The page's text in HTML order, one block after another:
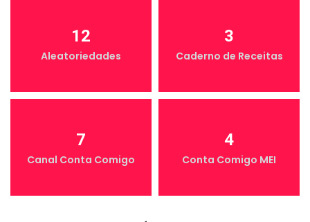
12
Aleatoriedades
3
Caderno de Receitas
7
Canal Conta Comigo
4
Conta Comigo MEI